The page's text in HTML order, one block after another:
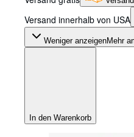
Versand innerhalb von USA
Weniger anzeigenMehr
In den Warenkorb